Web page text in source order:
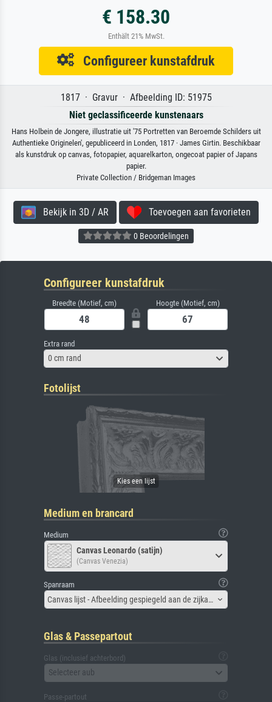
€ 158.30
Enthält 21% MwSt.
Configureer kunstafdruk
1817 · Gravur · Afbeelding ID: 51975
Niet geclassificeerde kunstenaars
Hans Holbein de Jongere, illustratie uit '75 Portretten van Beroemde Schilders uit
Authentieke Originelen', gepubliceerd in Londen, 1817 · James Girtin. Beschikbaar
als kunstdruk op canvas, fotopapier, aquarelkarton, ongecoat papier of Japans
papier.
Private Collection / Bridgeman Images
Bekijk in 3D / AR Toevoegen aan favorieten
0 Beoordelingen
Configureer kunstafdruk
Breedte (Motief, cm) Hoogte (Motief, cm)
Extra rand
0 cm rand
Fotolijst
Medium en brancard
Medium
Canvas Leonardo (satijn)
(Canvas Venezia)
Spanraam
Canvas lijst - Afbeelding gespiegeld aan de zijkant
Glas & Passepartout
Glas (inclusief achterbord)
Selecteer aub
Passe-partout